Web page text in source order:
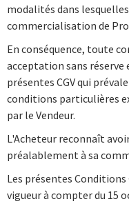
modalités dans
commercialisation de
En conséquence, toute
acceptation sans
présentes CGV qui
conditions particulières
par le Vendeur.
L'Acheteur reconnaît
préalablement à sa
Les présentes
vigueur à compter du 15